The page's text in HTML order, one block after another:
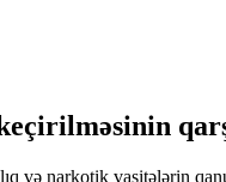
və narkotik vasitələrin